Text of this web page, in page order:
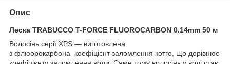
Опис
Леска TRABUCCO T-FORCE FLUOROCARBON 0.14mm 50 м
Волосінь серії XPS — виготовлена
з флюорокарбона коефіцієнт заломлення котго, що дорівнює